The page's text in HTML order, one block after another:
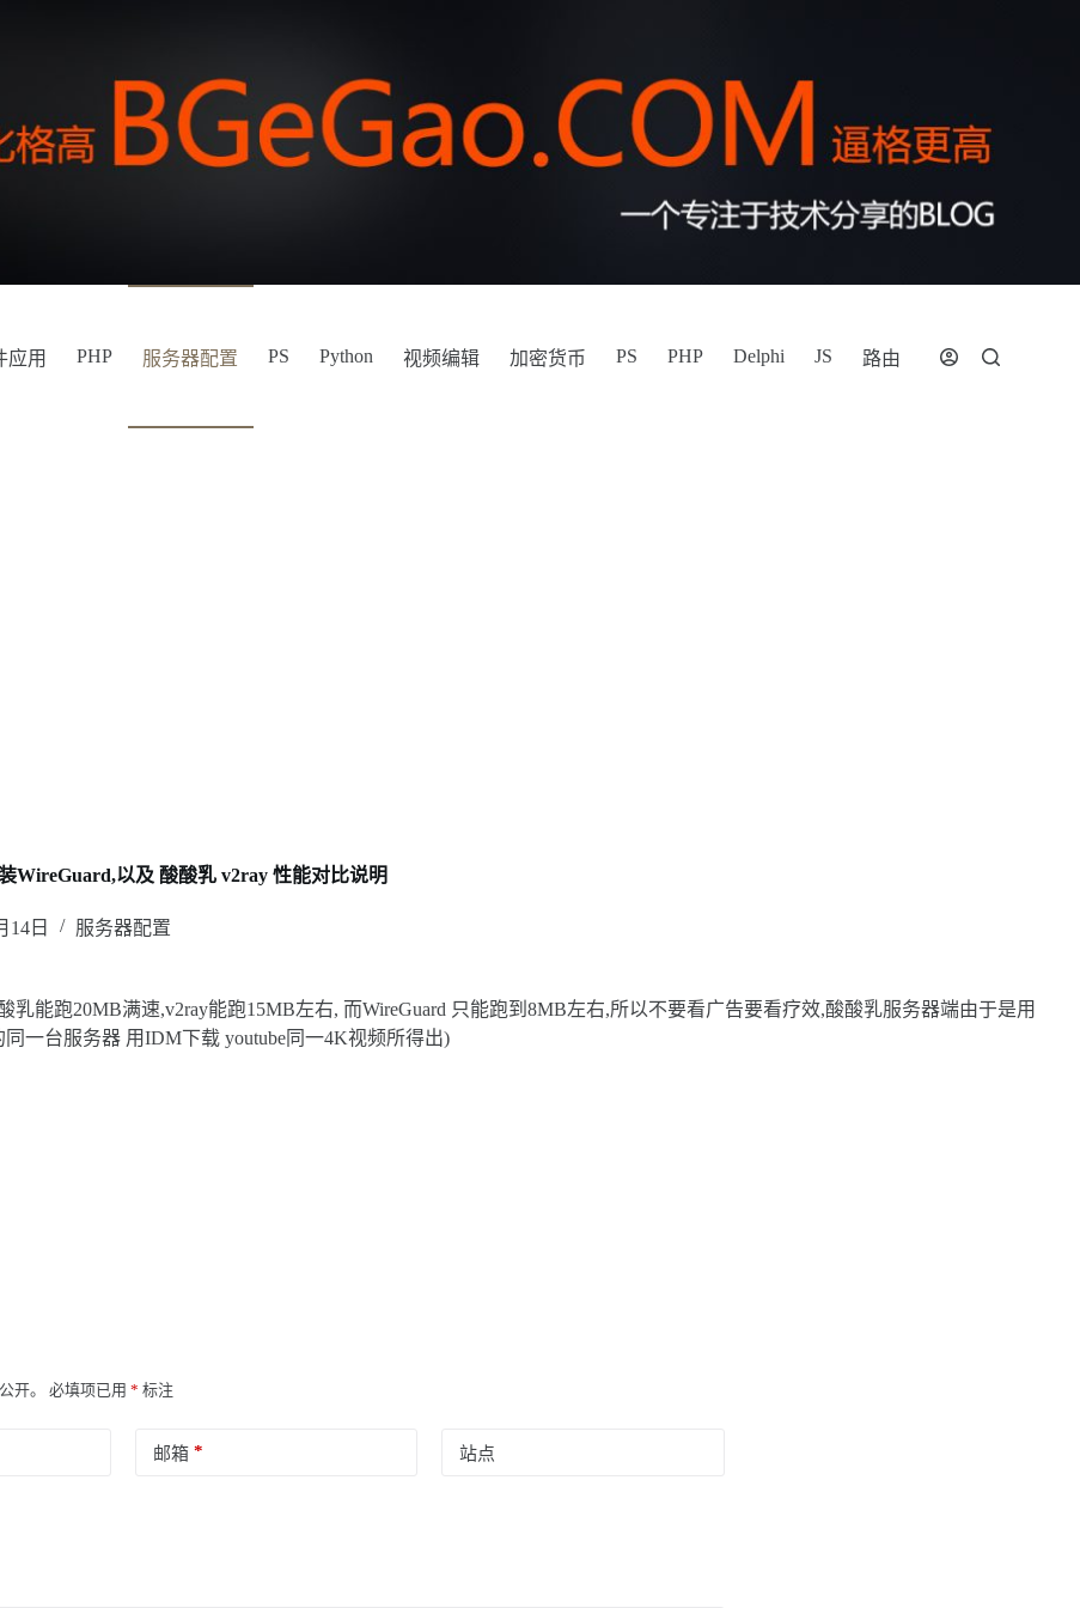
应用 PHP 服务器配置 PS Python 视频编辑 加密货币 PS PHP Delphi JS 路由
WireGuard,以及 酸酸乳 v2ray 性能对比说明
14日 服务器配置
乳能跑20MB满速,v2ray能跑15MB左右, 而WireGuard 只能跑到8MB左右,所以不要看广告要看疗效,酸酸乳服务器端由于是用
一台服务器 用IDM下载 youtube同一4K视频所得出)
开。 必填项已用 * 标注
邮箱* 站点